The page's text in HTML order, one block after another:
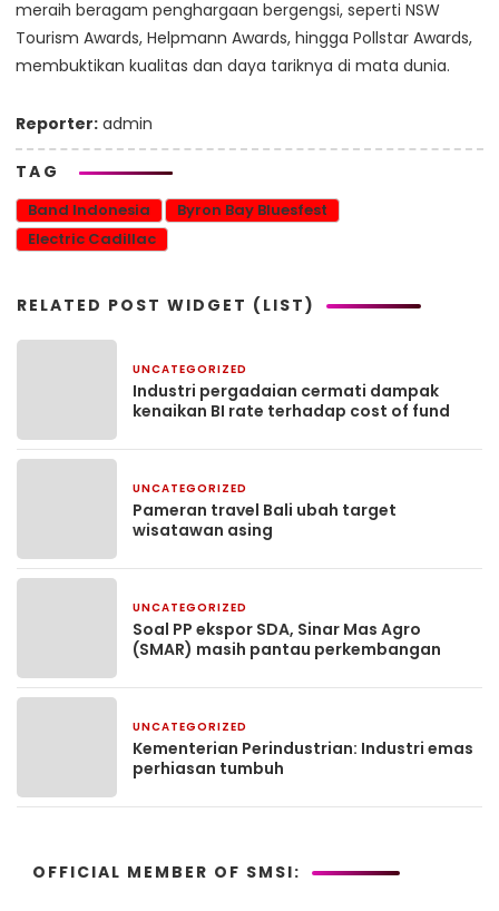
meraih beragam penghargaan bergengsi, seperti NSW
Tourism Awards, Helpmann Awards, hingga Pollstar Awards,
membuktikan kualitas dan daya tariknya di mata dunia.
Reporter: admin
TAG
Band Indonesia
Byron Bay Bluesfest
Electric Cadillac
RELATED POST WIDGET (LIST)
UNCATEGORIZED
Industri pergadaian cermati dampak
kenaikan BI rate terhadap cost of fund
UNCATEGORIZED
Pameran travel Bali ubah target
wisatawan asing
UNCATEGORIZED
Soal PP ekspor SDA, Sinar Mas Agro
(SMAR) masih pantau perkembangan
UNCATEGORIZED
Kementerian Perindustrian: Industri emas
perhiasan tumbuh
OFFICIAL MEMBER OF SMSI: